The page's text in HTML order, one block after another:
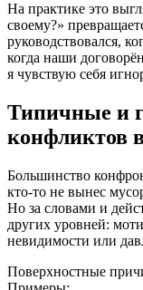
На практике это
своему?»
руководствовался,
когда наши
я чувствую себя
Типичные и
конфликтов
Большинство
кто-то не вынес
Но за словами и
других уровней:
невидимости или
Поверхностные